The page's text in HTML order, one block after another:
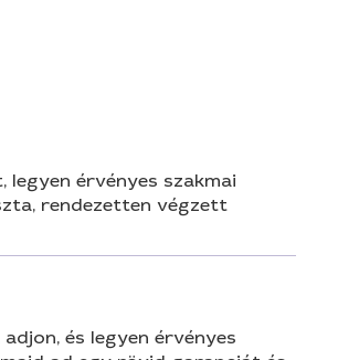
érvényes szakmai
rendezetten végzett
és legyen érvényes